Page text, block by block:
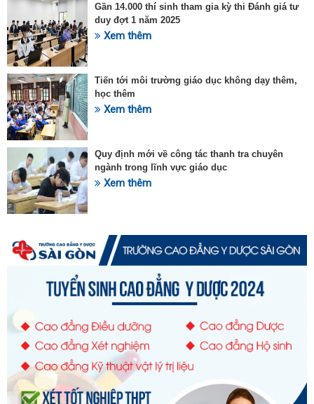
Gần 14.000 thí sinh tham gia kỳ thi Đánh giá tư
duy đợt 1 năm 2025
Xem thêm
Tiến tới môi trường giáo dục không dạy thêm,
học thêm
Xem thêm
Quy định mới về công tác thanh tra chuyên
ngành trong lĩnh vực giáo dục
Xem thêm